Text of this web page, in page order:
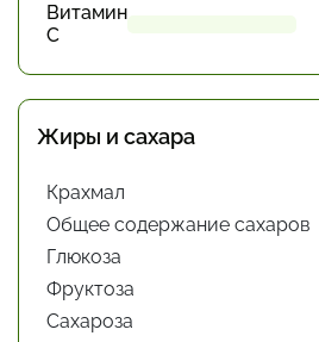
Витамин
С
Жиры и сахара
Крахмал
Общее содержание сахаров
Глюкоза
Фруктоза
Сахароза